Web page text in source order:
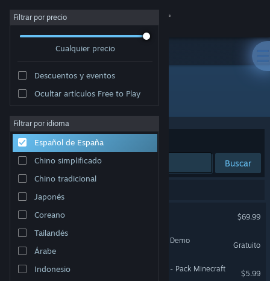
Iniciar sesión
Acerca de
Soporte
Cambiar idioma
Descargar Steam Mobile
Ver versión clásica
Filtrar por precio
Cualquier precio
Descuentos y eventos
Ocultar artículos Free to Play
Filtrar por idioma
Español de España
Chino simplificado
Chino tradicional
Japonés
Coreano
Tailandés
Árabe
Indonesio
"Sonic Racing: CrossWorlds"
Ordenar por Relevancia
Buscar
$69.99
Sonic Racing: CrossWorlds Demo
Gratuito
Sonic Racing: CrossWorlds - Pack Minecraft
$5.99